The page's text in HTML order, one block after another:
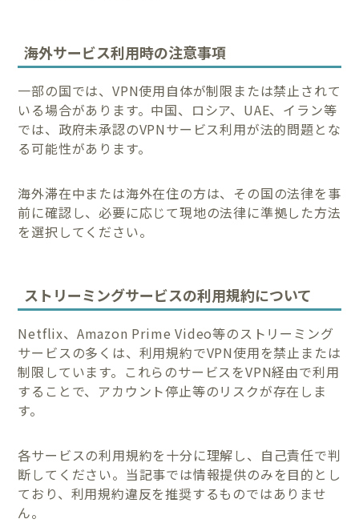
海外サービス利用時の注意事項
一部の国では、VPN使用自体が制限または禁止されて
いる場合があります。中国、ロシア、UAE、イラン等
では、政府未承認のVPNサービス利用が法的問題とな
る可能性があります。
海外滞在中または海外在住の方は、その国の法律を事
前に確認し、必要に応じて現地の法律に準拠した方法
を選択してください。
ストリーミングサービスの利用規約について
Netflix、Amazon Prime Video等のストリーミング
サービスの多くは、利用規約でVPN使用を禁止または
制限しています。これらのサービスをVPN経由で利用
することで、アカウント停止等のリスクが存在しま
す。
各サービスの利用規約を十分に理解し、自己責任で判
断してください。当記事では情報提供のみを目的とし
ており、利用規約違反を推奨するものではありませ
ん。